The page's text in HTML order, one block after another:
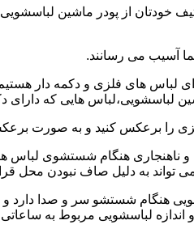
خودتان از پودر ماشین
آسیب می رسانند.
لباس های فلزی و دکمه دار
لباسشویی،لباس هایی که دارای
را برعکس کنید و به صورت
هنگام شستشوی لباس ها
تواند به دلیل صاف نبودن محل
هنگام شستشو سر و صدا دارد
و اندازه لباسشویی مربوط به